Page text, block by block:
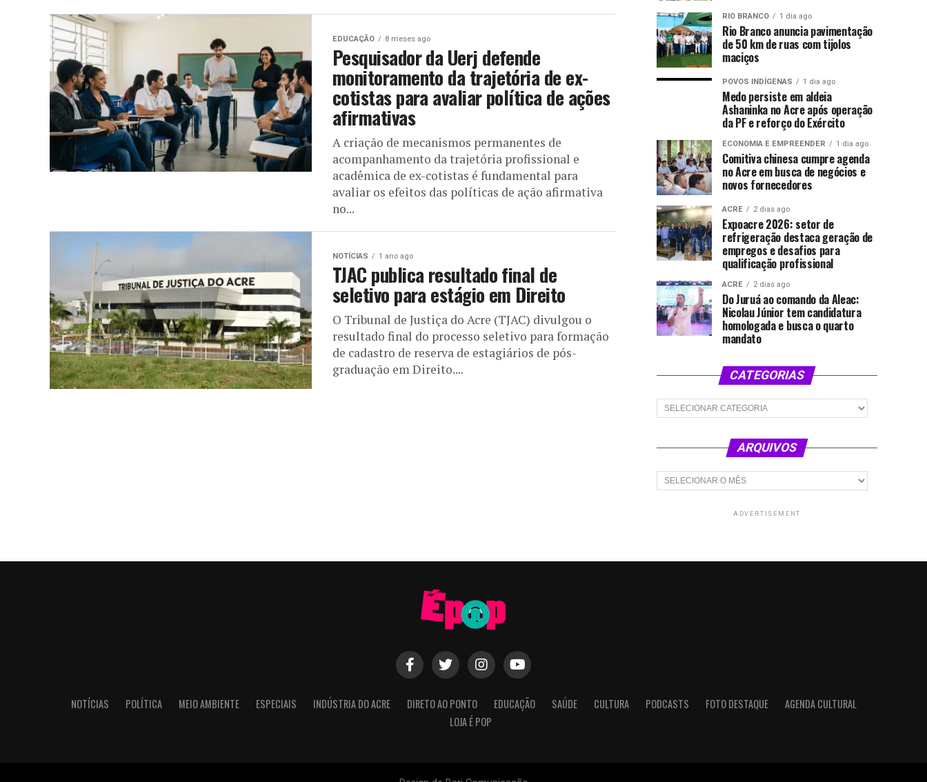
EDUCAÇÃO 8 meses ago
Pesquisador da Uerj defende
monitoramento da trajetória de ex-
cotistas para avaliar política de ações
afirmativas
A criação de mecanismos permanentes de
acompanhamento da trajetória profissional e
acadêmica de ex-cotistas é fundamental para
avaliar os efeitos das políticas de ação afirmativa
no...
NOTÍCIAS 1 ano ago
TJAC publica resultado final de
seletivo para estágio em Direito
O Tribunal de Justiça do Acre (TJAC) divulgou o
resultado final do processo seletivo para formação
de cadastro de reserva de estagiários de pós-
graduação em Direito....
RIO BRANCO 1 dia ago
Rio Branco anuncia pavimentação
de 50 km de ruas com tijolos
maciços
POVOS INDÍGENAS 1 dia ago
Medo persiste em aldeia
Ashaninka no Acre após operação
da PF e reforço do Exército
ECONOMIA E EMPREENDER 1 dia ago
Comitiva chinesa cumpre agenda
no Acre em busca de negócios e
novos fornecedores
ACRE 2 dias ago
Expoacre 2026: setor de
refrigeração destaca geração de
empregos e desafios para
qualificação profissional
ACRE 2 dias ago
Do Juruá ao comando da Aleac:
Nicolau Júnior tem candidatura
homologada e busca o quarto
mandato
CATEGORIAS
Categorias
ARQUIVOS
Arquivos
ADVERTISEMENT
NOTÍCIAS POLÍTICA MEIO AMBIENTE ESPECIAIS INDÚSTRIA DO ACRE DIRETO AO PONTO EDUCAÇÃO SAÚDE CULTURA PODCASTS FOTO DESTAQUE
AGENDA CULTURAL
LOJA É POP